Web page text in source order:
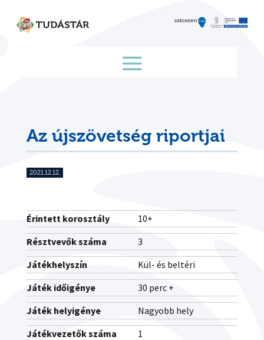
content
Az újszövetség riportjai
2021.12.12.
Érintett korosztály
10+
Résztvevők száma
3
Játékhelyszín
Kül- és beltéri
Játék időigénye
30 perc +
Játék helyigénye
Nagyobb hely
Játékvezetők száma
1